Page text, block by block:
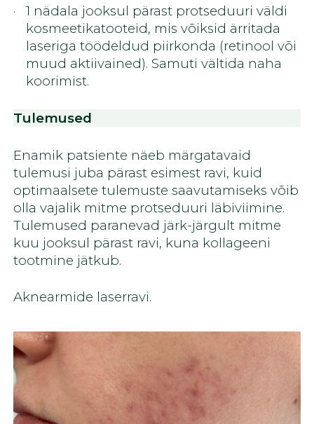
1 nädala jooksul pärast protseduuri väldi
kosmeetikatooteid, mis võiksid ärritada
laseriga töödeldud piirkonda (retinool või
muud aktiivained). Samuti vältida naha
koorimist.
Tulemused
Enamik patsiente näeb märgatavaid
tulemusi juba pärast esimest ravi, kuid
optimaalsete tulemuste saavutamiseks võib
olla vajalik mitme protseduuri läbiviimine.
Tulemused paranevad järk-järgult mitme
kuu jooksul pärast ravi, kuna kollageeni
tootmine jätkub.
Aknearmide laserravi.